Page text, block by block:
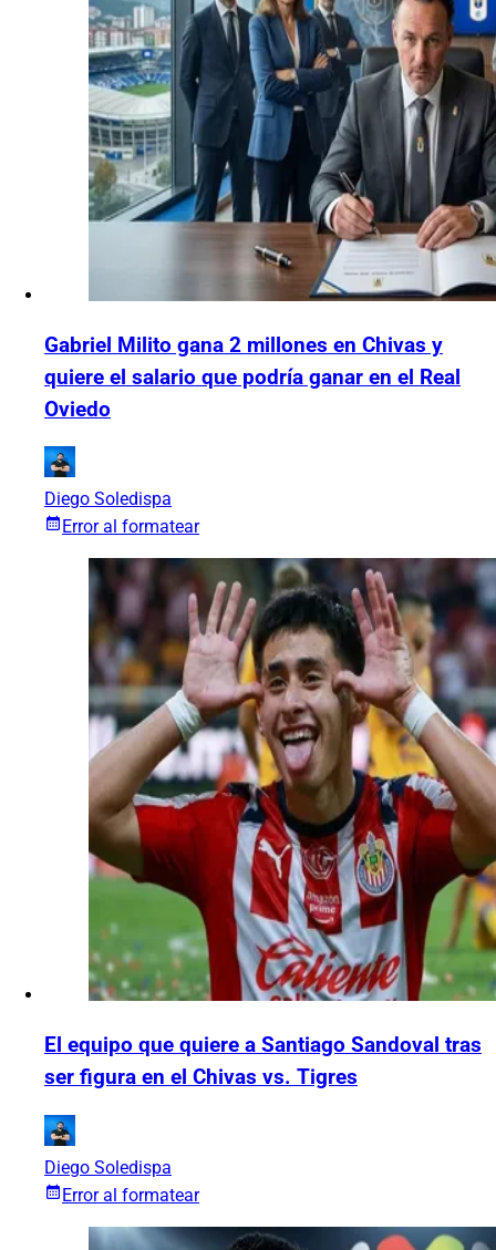
Gabriel Milito gana 2 millones en Chivas y
quiere el salario que podría ganar en el Real
Oviedo
Diego Soledispa
Error al formatear
El equipo que quiere a Santiago Sandoval tras
ser figura en el Chivas vs. Tigres
Diego Soledispa
Error al formatear